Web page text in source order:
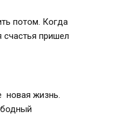
потом. Когда
пришел
новая жизнь.